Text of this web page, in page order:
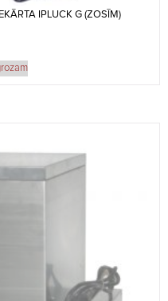
IPLUCK G (ZOSĪM)